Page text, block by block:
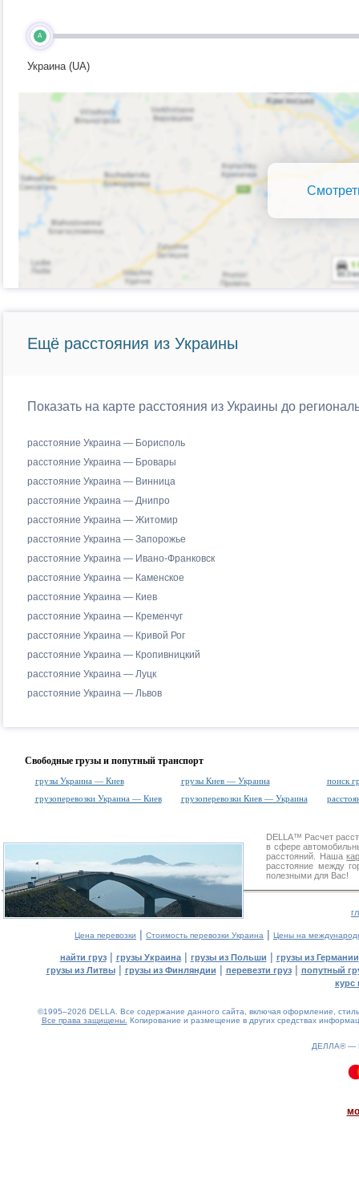
A
Украина (UA)
Ещё расстояния из Украины
Показать на карте расстояния из Украины до
расстояние Украина — Борисполь
расстояние Украина — Бровары
расстояние Украина — Винница
расстояние Украина — Днипро
расстояние Украина — Житомир
расстояние Украина — Запорожье
расстояние Украина — Ивано-Франковск
расстояние Украина — Каменское
расстояние Украина — Киев
расстояние Украина — Кременчуг
расстояние Украина — Кривой Рог
расстояние Украина — Кропивницкий
расстояние Украина — Луцк
расстояние Украина — Львов
Свободные грузы и попутный транспорт
грузы Украина — Киев грузы Киев — Украина
поиск
грузоперевозки Украина — Киев
грузоперевозки Киев — Украина
DELLA™ Расчет
в сфере
расстояний. Наша
расстояние между
полезными для Вас!
Цена перевозки | Стоимость перевозки Украина | Цены на
найти груз| грузы Украина| грузы из Польши | грузы из Германии
грузы из Литвы| грузы из Финляндии | перевезти груз| попутный
курс
©1995–2026 DELLA. Все содержание данного сайта, включая оформление,
Все права защищены. Копирование и размещение в других средствах
ДЕЛЛА® —